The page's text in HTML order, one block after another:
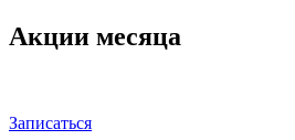
Акции месяца
Записаться